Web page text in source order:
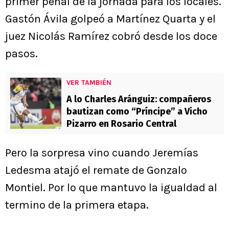
Gastón Ávila golpeó a Martínez Quarta y el
juez Nicolás Ramírez cobró desde los doce
pasos.
VER TAMBIÉN
A lo Charles Aránguiz: compañeros
bautizan como “Príncipe” a Vicho
Pizarro en Rosario Central
Pero la sorpresa vino cuando Jeremías
Ledesma atajó el remate de Gonzalo
Montiel. Por lo que mantuvo la igualdad al
termino de la primera etapa.